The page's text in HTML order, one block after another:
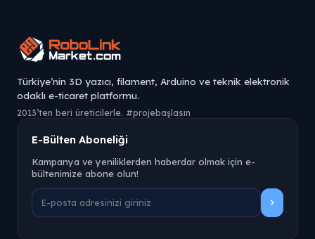
Türkiye’nin 3D yazıcı, filament, Arduino ve teknik elektronik
odaklı e-ticaret platformu.
2013’ten beri üreticilerle. #projebaşlasın
E-Bülten Aboneliği
Kampanya ve yeniliklerden haberdar olmak için e-
bültenimize abone olun!